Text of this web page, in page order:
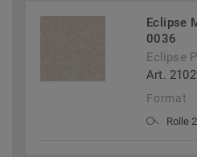
Eclipse
0036
Eclipse
Art.
Format
Rolle